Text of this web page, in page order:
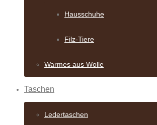
Hausschuhe
Filz-Tiere
Warmes aus Wolle
Taschen
Ledertaschen